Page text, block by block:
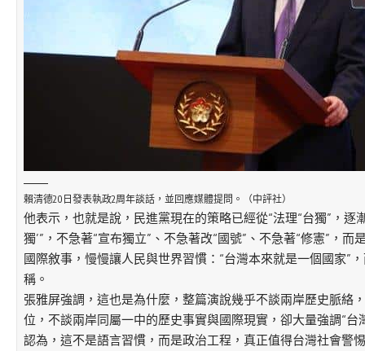
賴清德20日發表執政2周年談話，並回應媒體提問。（中評社）
他表示，也就是說，民進黨現在的策略已經從“法理“台獨”，逐
獨’”，不急著“宣布獨立”、不急著改“國號”、不急著“修憲”，而
國際敘事，慢慢讓人民與世界習慣：“台灣本來就是一個國家”
稱。
張雅屏強調，這也是為什麼，整篇演說幾乎不談兩岸歷史脈絡
位，不談兩岸同屬一中的歷史事實與國際現實，卻大量強調“台
認為，這不是語言習慣，而是政治工程，真正值得台灣社會警